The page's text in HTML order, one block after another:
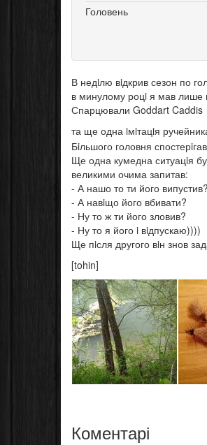
Головень
В недiлю вiдкрив сезон по
в минулому роцi я мав лише
Спарцювали Goddart Caddis
та ще одна iмiтацiя
Бiльшого головня
Ще одна кумедна ситуацiя
великими очима запитав:
- А нашо то ти його випустив?
- А навiщо його вбивати?
- Ну то ж ти його зловив?
- Ну то я його i вiдпускаю))))
Ще пiсля другого вiн знов
[tohin]
Коментарі